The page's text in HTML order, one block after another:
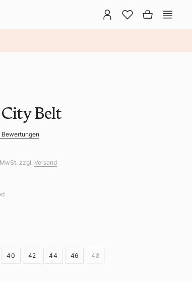
City Belt
Bewertungen
zzgl. Versand
40 42 44 46 48